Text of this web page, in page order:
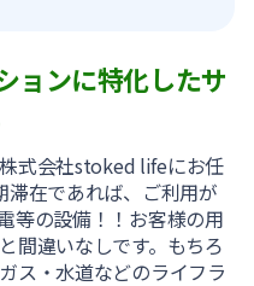
ョンに特化したサ
式会社stoked lifeにお任
在であれば、ご利用が
等の設備！！お客様の用
間違いなしです。もちろ
ス・水道などのライフラ